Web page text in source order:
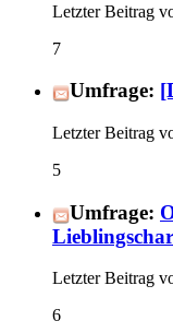
Letzter Beitrag
7
Umfrage:
Letzter Beitrag
5
Umfrage:
Letzter Beitrag
6